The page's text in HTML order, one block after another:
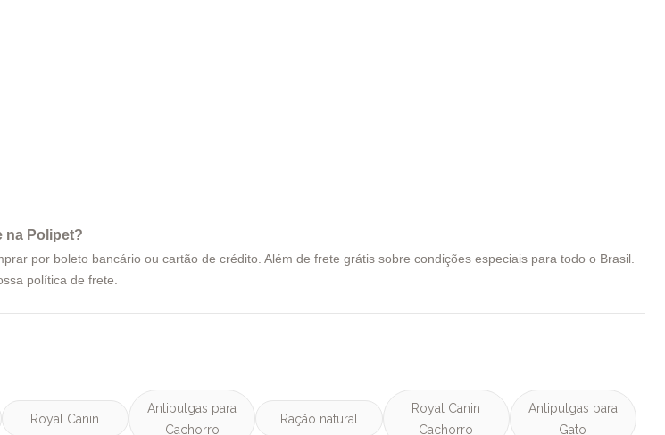
na Polipet?
por boleto bancário ou cartão de crédito. Além de frete grátis sobre condições especiais para todo o Brasil.
política de frete
Royal Canin
Antipulgas para
Cachorro
Ração natural
Royal Canin
Cachorro
Antipulgas para
Gato